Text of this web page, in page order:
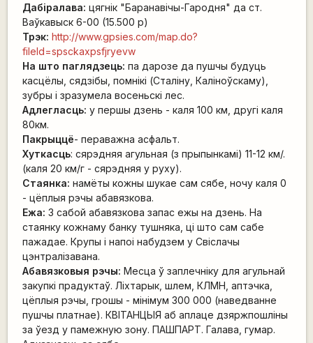
Дабіралава: цягнік "Баранавічы-Гародня" да ст.
Ваўкавыск 6-00 (15.500 р)
Трэк: http://www.gpsies.com/map.do?
fileId=spsckaxpsfjryevw
На што паглядзець: па дарозе да пушчы будуць
касцёлы, сядзібы, помнікі (Сталіну, Каліноўскаму),
зубры і зразумела восеньскі лес.
Адлегласць: у першы дзень - каля 100 км, другі каля
80км.
Пакрыццё- пераважна асфальт.
Хуткасць: сярэдняя агульная (з прыпынкамі) 11-12 км/.
(каля 20 км/г - сярэдняя у руху).
Стаянка: намёты кожны шукае сам сябе, ночу каля 0
- цёплыя рэчы абавязкова.
Ежа: З сабой абавязкова запас ежы на дзень. На
стаянку кожнаму банку тушняка, ці што сам сабе
пажадае. Крупы і напоі набудзем у Свіслачы
цэнтралізавана.
Абавязковыя рэчы: Месца ў заплечніку для агульнай
закупкі прадуктаў. Ліхтарык, шлем, КЛМН, аптэчка,
цёплыя рэчы, грошы - мінімум 300 000 (наведванне
пушчы платнае). КВІТАНЦЫЯ аб аплаце дзяржпошліны
за ўезд у памежную зону. ПАШПАРТ. Галава, гумар.